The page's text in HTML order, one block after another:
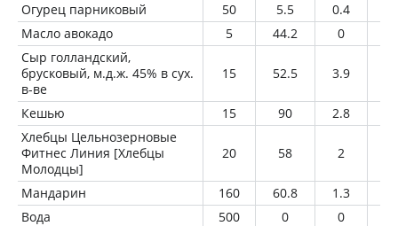
Огурец парниковый
50 5.5 0.4
Масло авокадо
5 44.2 0
Сыр голландский,
брусковый, м.д.ж. 45% в сух.
в-ве
15 52.5 3.9
Кешью 15 90 2.8
Хлебцы Цельнозерновые
Фитнес Линия [Хлебцы
Молодцы]
20 58 2
Мандарин 160 60.8 1.3
Вода
500 0 0